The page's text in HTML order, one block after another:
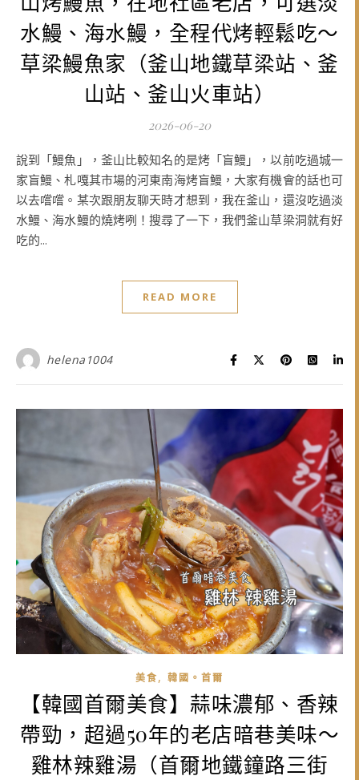
水鰻、海水鰻，全程代烤輕鬆吃～
草梁鰻魚家（釜山地鐵草梁站、釜
山站、釜山火車站）
2026-06-20
說到「鰻魚」，釜山比較知名的是烤「盲鰻」，以前吃過城一
家盲鰻、札嘎其市場的河東南海烤盲鰻，大家有機會的話也可
以去嚐嚐。某次跟朋友聊天時才想到，我在釜山，還沒吃過淡
水鰻、海水鰻的燒烤咧！搜尋了一下，我們釜山草梁洞就有好
吃的...
READ MORE
helena1004
美食, 韓國。首爾
【韓國首爾美食】蒜味濃郁、香辣
帶勁，超過50年的老店暗巷美味～
雞林辣雞湯（首爾地鐵鐘路三街